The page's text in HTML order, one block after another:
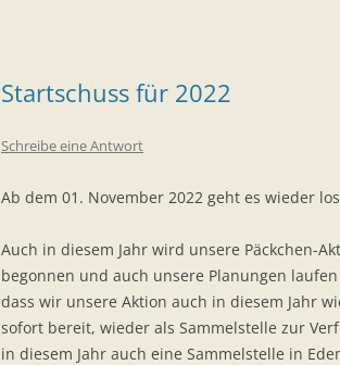
Startschuss für 2022
Schreibe eine Antwort
Ab dem 01. November 2022 geht es wieder
Auch in diesem Jahr wird unsere Päckchen-
begonnen und auch unsere Planungen
dass wir unsere Aktion auch in diesem Jahr
sofort bereit, wieder als Sammelstelle zur
in diesem Jahr auch eine Sammelstelle in